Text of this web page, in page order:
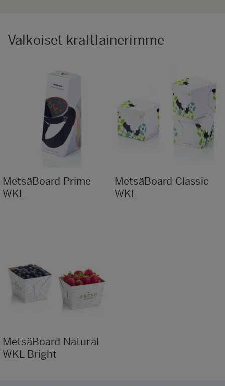
Valkoiset kraftlainerimme
MetsäBoard Prime
WKL
MetsäBoard Classic
WKL
MetsäBoard Natural
WKL Bright